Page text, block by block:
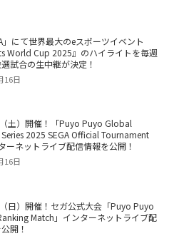
」にて世界最大のeスポーツイベント
World Cup 2025』のハイライトを毎週
試合の生中継が決定！
16日
土）開催！「Puyo Puyo Global
2025 SEGA Official Tournament
ーネットライブ配信情報を公開！
16日
日）開催！セガ公式大会「Puyo Puyo
Match」インターネットライブ配
開！